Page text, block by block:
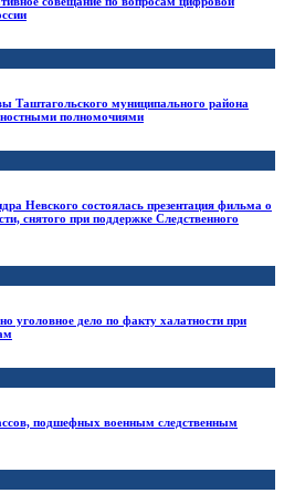
Таштагольского муниципального района
полномочиями
Невского состоялась презентация фильма о
снятого при поддержке Следственного
уголовное дело по факту халатности при
подшефных военным следственным